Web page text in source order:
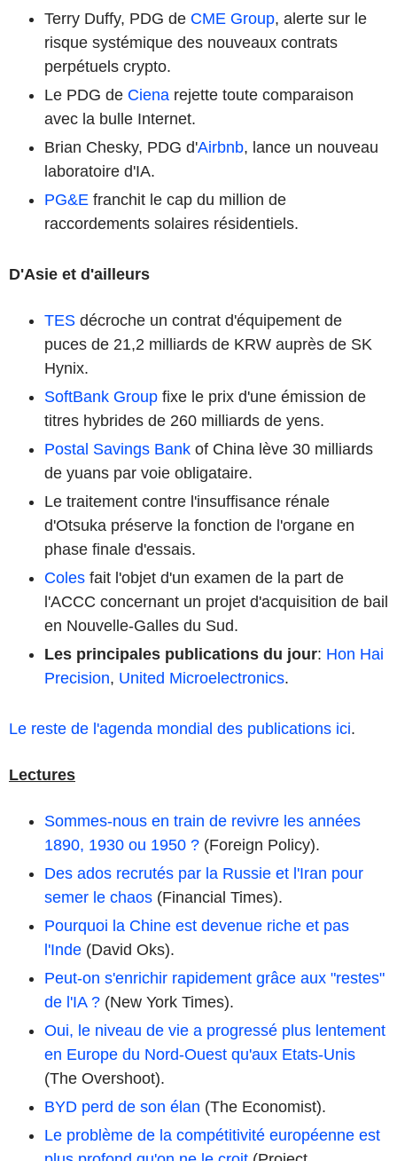
Terry Duffy, PDG de CME Group, alerte sur le
risque systémique des nouveaux contrats
perpétuels crypto.
Le PDG de Ciena rejette toute comparaison
avec la bulle Internet.
Brian Chesky, PDG d'Airbnb, lance un nouveau
laboratoire d'IA.
PG&E franchit le cap du million de
raccordements solaires résidentiels.
D'Asie et d'ailleurs
TES décroche un contrat d'équipement de
puces de 21,2 milliards de KRW auprès de SK
Hynix.
SoftBank Group fixe le prix d'une émission de
titres hybrides de 260 milliards de yens.
Postal Savings Bank of China lève 30 milliards
de yuans par voie obligataire.
Le traitement contre l'insuffisance rénale
d'Otsuka préserve la fonction de l'organe en
phase finale d'essais.
Coles fait l'objet d'un examen de la part de
l'ACCC concernant un projet d'acquisition de bail
en Nouvelle-Galles du Sud.
Les principales publications du jour: Hon Hai
Precision, United Microelectronics.
Le reste de l'agenda mondial des publications ici.
Lectures
Sommes-nous en train de revivre les années
1890, 1930 ou 1950 ? (Foreign Policy).
Des ados recrutés par la Russie et l'Iran pour
semer le chaos (Financial Times).
Pourquoi la Chine est devenue riche et pas
l'Inde (David Oks).
Peut-on s'enrichir rapidement grâce aux "restes"
de l'IA ? (New York Times).
Oui, le niveau de vie a progressé plus lentement
en Europe du Nord-Ouest qu'aux Etats-Unis
(The Overshoot).
BYD perd de son élan (The Economist).
Le problème de la compétitivité européenne est